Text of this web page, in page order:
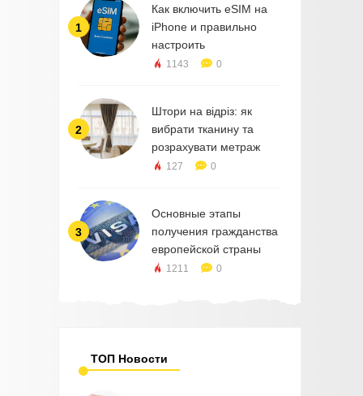
1
Как включить eSIM на
iPhone и правильно
настроить
1143 0
2
Штори на відріз: як
вибрати тканину та
розрахувати метраж
127 0
3
Основные этапы
получения гражданства
европейской страны
1211 0
ТОП Новости